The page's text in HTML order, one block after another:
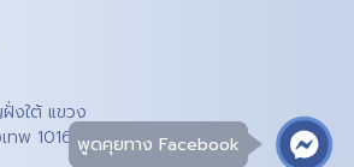
งใต้ แขวง
ทพ 10160พูดคุยทาง Facebook